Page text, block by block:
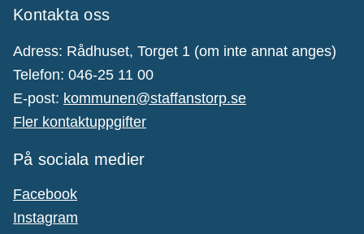
Kontakta oss
Adress: Rådhuset, Torget 1 (om inte annat anges)
Telefon: 046-25 11 00
E-post: kommunen@staffanstorp.se
Fler kontaktuppgifter
På sociala medier
Facebook
Instagram